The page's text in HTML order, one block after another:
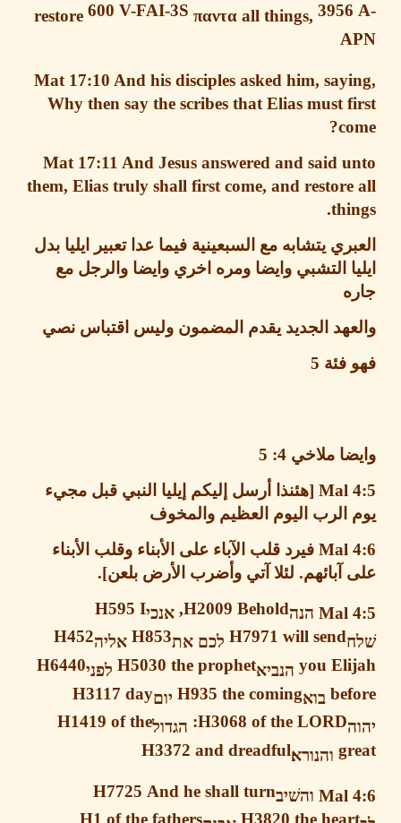
restore600V-FAI-3S παντα all things,
Mat 17:10And his disciples asked him,
Why then say the scribes that Elias must
Mat 17:11And Jesus answered and said
them,Elias truly shall first come, and
يتشابه مع السبعينية فيما عدا تعبير ايليا بدل
التشبي وايضا ومره اخري وايضا والرجل مع
الجديد يقدم المضمون وليس اقتباس نصي
فئة5
ملاخي 4: 5
Mal هئنذا أرسل إليكم إيليا النبي قبل مجيء
الرب اليوم العظيم والمخوف
Mal فيرد قلب الآباء على الأبناء وقلب الأبناء
. لئلا آتي وأضرب الأرض بلعن].
Mal הנה H2009Behold, אנכי H595I
H7971will send לכם אתH853 אליהH452
you הנביא H5030the prophet לפניH6440
בוא H935the coming יום H3117 day
H3068of the LORD: הגדול H1419of the
והנורא׃ H3372and dreadful
Mal והשׁיב H7725And he shall turn
H3820the
H1of the fathers